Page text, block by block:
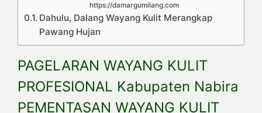
https://damargumilang.com
Dahulu, Dalang Wayang Kulit Merangkap
Pawang Hujan
PAGELARAN WAYANG KULIT
PROFESIONAL Kabupaten Nabira
PEMENTASAN WAYANG KULIT